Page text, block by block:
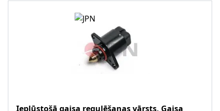
Ieplūstošā gaisa regulēšanas vārsts, Gaisa